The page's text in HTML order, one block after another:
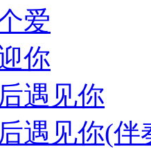
爱
你
遇见你
遇见你(伴